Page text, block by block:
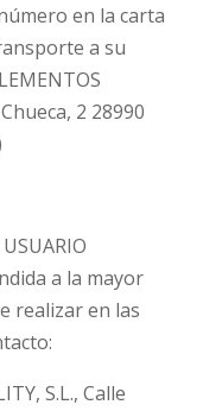
en la carta
a su
2 28990
a la mayor
realizar en las
S.L., Calle